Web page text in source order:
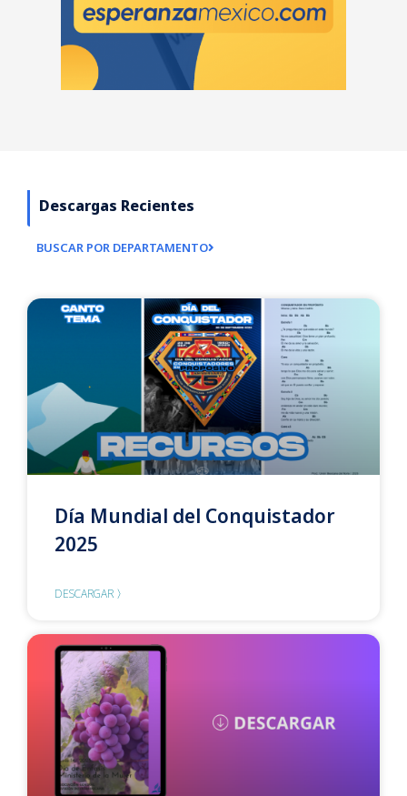
Descargas Recientes
BUSCAR POR DEPARTAMENTO
Día Mundial del Conquistador
2025
DESCARGAR 〉